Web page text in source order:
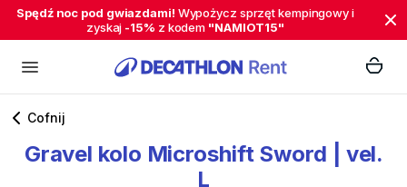
Spędź noc pod gwiazdami! Wypożycz sprzęt kempingowy i
zyskaj -15% z kodem "NAMIOT15"
Cofnij
Gravel kolo Microshift Sword
vel.
L